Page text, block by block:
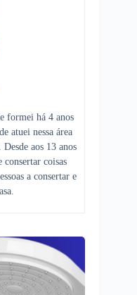
formei há 4 anos
atuei nessa área
aos 13 anos
coisas
a consertar e